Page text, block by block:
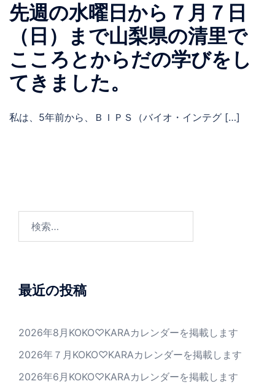
先週の水曜日から７月７日
（日）まで山梨県の清里で
こころとからだの学びをし
てきました。
私は、5年前から、ＢＩＰＳ（バイオ・インテグ […]
最近の投稿
2026年8月KOKO♡KARAカレンダーを掲載します
2026年７月KOKO♡KARAカレンダーを掲載します
2026年6月KOKO♡KARAカレンダーを掲載します